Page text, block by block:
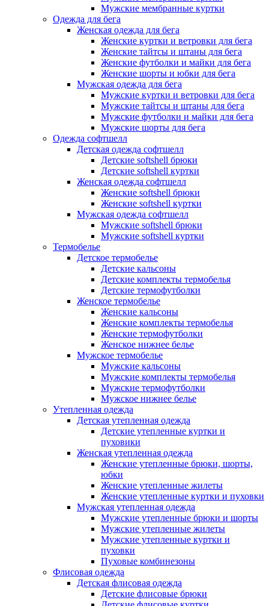
Мужские мембранные куртки
Одежда для бега
Женская одежда для бега
Женские куртки и ветровки для бега
Женские тайтсы и штаны для бега
Женские футболки и майки для бега
Женские шорты и юбки для бега
Мужская одежда для бега
Мужские куртки и ветровки для бега
Мужские тайтсы и штаны для бега
Мужские футболки и майки для бега
Мужские шорты для бега
Одежда софтшелл
Детская одежда софтшелл
Детские softshell брюки
Детские softshell куртки
Женская одежда софтшелл
Женские softshell брюки
Женские softshell куртки
Мужская одежда софтшелл
Мужские softshell брюки
Мужские softshell куртки
Термобелье
Детское термобелье
Детские кальсоны
Детские комплекты термобелья
Детские термофутболки
Женское термобелье
Женские кальсоны
Женские комплекты термобелья
Женские термофутболки
Женское нижнее белье
Мужское термобелье
Мужские кальсоны
Мужские комплекты термобелья
Мужские термофутболки
Мужское нижнее белье
Утепленная одежда
Детская утепленная одежда
Детские утепленные куртки и
пуховики
Женская утепленная одежда
Женские утепленные брюки, шорты,
юбки
Женские утепленные жилеты
Женские утепленные куртки и пуховки
Мужская утепленная одежда
Мужские утепленные брюки и шорты
Мужские утепленные жилеты
Мужские утепленные куртки и
пуховки
Пуховые комбинезоны
Флисовая одежда
Детская флисовая одежда
Детские флисовые брюки